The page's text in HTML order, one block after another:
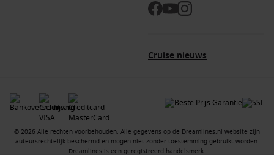
Cruise nieuws
© 2026 Alle rechten voorbehouden. Alle gegevens op de Dreamlines.nl website zijn
auteursrechtelijk beschermd en mogen niet zonder toestemming gebruikt worden.
Dreamlines is een geregistreerd handelsmerk.